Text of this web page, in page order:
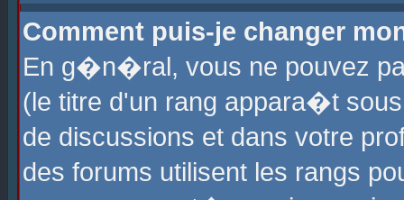
Comment puis-je changer
En g�n�ral, vous ne pouvez
(le titre d'un rang appara�t
de discussions et dans votre
des forums utilisent les rangs